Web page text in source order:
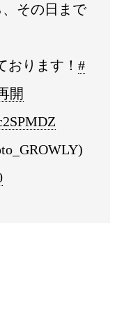
その日まで
おります！ #
開